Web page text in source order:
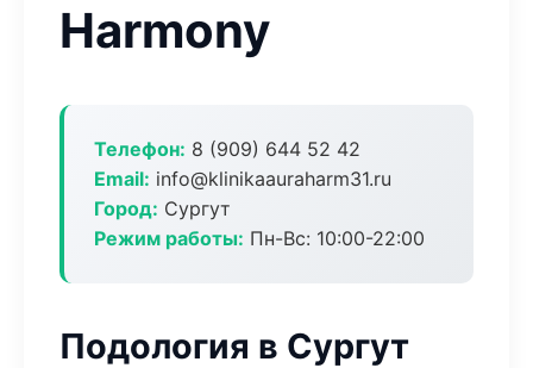
Harmony
Телефон: 8 (909) 644 52 42
Email: info@klinikaauraharm31.ru
Город: Сургут
Режим работы: Пн-Вс: 10:00-22:00
Подология в Сургут